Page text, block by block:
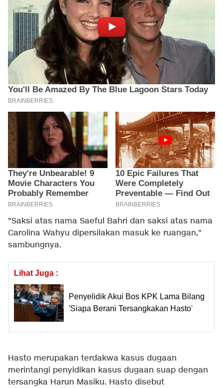
"Saksi atas nama Saeful Bahri dan saksi atas nama
Carolina Wahyu dipersilakan masuk ke ruangan,"
sambungnya.
Lihat Juga :
Penyelidik Akui Bos KPK Lama Bilang
'Siapa Berani Tersangkakan Hasto'
Hasto merupakan terdakwa kasus dugaan
merintangi penyidikan kasus dugaan suap dengan
tersangka Harun Masiku. Hasto disebut